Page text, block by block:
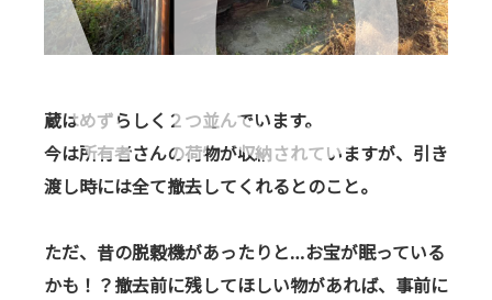
蔵はめずらしく２つ並んでいます。
今は所有者さんの荷物が収納されていますが、引き
渡し時には全て撤去してくれるとのこと。
ただ、昔の脱穀機があったりと…お宝が眠っている
かも！？撤去前に残してほしい物があれば、事前に